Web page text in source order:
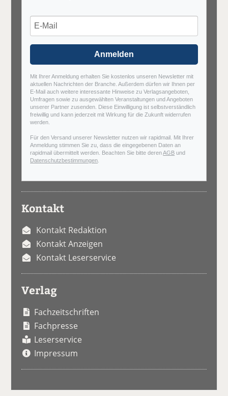
Anmelden
Mit Ihrer Anmeldung erhalten Sie kostenlos unseren Newsletter mit
aktuellen Nachrichten der Branche. Außerdem dürfen wir Ihnen per
E-Mail auch weitere interessante Hinweise zu Verlagsangeboten,
Umfragen sowie zu ausgewählten Veranstaltungen und Angeboten
unserer Partner zusenden. Diese Einwilligung ist selbstverständlich
freiwillig und kann jederzeit mit Wirkung für die Zukunft widerrufen
werden.
Für den Versand unserer Newsletter nutzen wir rapidmail. Mit Ihrer
Anmeldung stimmen Sie zu, dass die eingegebenen Daten an
rapidmail übermittelt werden. Beachten Sie bitte derenAGB und
Datenschutzbestimmungen
Kontakt
Kontakt Redaktion
Kontakt Anzeigen
Kontakt Leserservice
Verlag
Fachzeitschriften
Fachpresse
Leserservice
Impressum